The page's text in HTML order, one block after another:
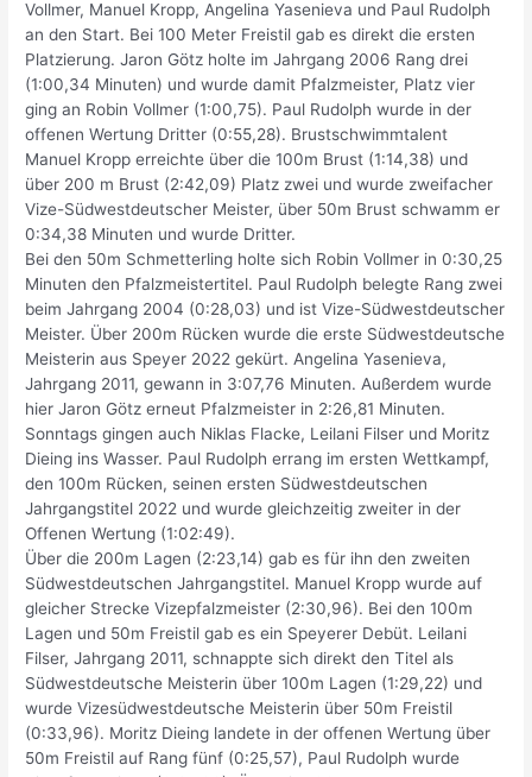
Vollmer, Manuel Kropp, Angelina Yasenieva und Paul Rudolph
an den Start. Bei 100 Meter Freistil gab es direkt die ersten
Platzierung. Jaron Götz holte im Jahrgang 2006 Rang drei
(1:00,34 Minuten) und wurde damit Pfalzmeister, Platz vier
ging an Robin Vollmer (1:00,75). Paul Rudolph wurde in der
offenen Wertung Dritter (0:55,28). Brustschwimmtalent
Manuel Kropp erreichte über die 100m Brust (1:14,38) und
über 200 m Brust (2:42,09) Platz zwei und wurde zweifacher
Vize-Südwestdeutscher Meister, über 50m Brust schwamm er
0:34,38 Minuten und wurde Dritter.
Bei den 50m Schmetterling holte sich Robin Vollmer in 0:30,25
Minuten den Pfalzmeistertitel. Paul Rudolph belegte Rang zwei
beim Jahrgang 2004 (0:28,03) und ist Vize-Südwestdeutscher
Meister. Über 200m Rücken wurde die erste Südwestdeutsche
Meisterin aus Speyer 2022 gekürt. Angelina Yasenieva,
Jahrgang 2011, gewann in 3:07,76 Minuten. Außerdem wurde
hier Jaron Götz erneut Pfalzmeister in 2:26,81 Minuten.
Sonntags gingen auch Niklas Flacke, Leilani Filser und Moritz
Dieing ins Wasser. Paul Rudolph errang im ersten Wettkampf,
den 100m Rücken, seinen ersten Südwestdeutschen
Jahrgangstitel 2022 und wurde gleichzeitig zweiter in der
Offenen Wertung (1:02:49).
Über die 200m Lagen (2:23,14) gab es für ihn den zweiten
Südwestdeutschen Jahrgangstitel. Manuel Kropp wurde auf
gleicher Strecke Vizepfalzmeister (2:30,96). Bei den 100m
Lagen und 50m Freistil gab es ein Speyerer Debüt. Leilani
Filser, Jahrgang 2011, schnappte sich direkt den Titel als
Südwestdeutsche Meisterin über 100m Lagen (1:29,22) und
wurde Vizesüdwestdeutsche Meisterin über 50m Freistil
(0:33,96). Moritz Dieing landete in der offenen Wertung über
50m Freistil auf Rang fünf (0:25,57), Paul Rudolph wurde